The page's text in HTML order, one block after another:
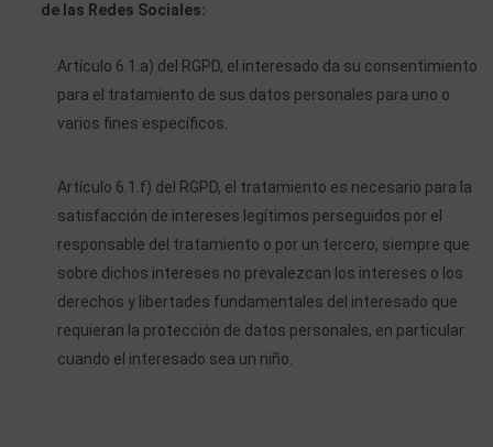
de las Redes Sociales:
Artículo 6.1.a) del RGPD, el interesado da su consentimiento
para el tratamiento de sus datos personales para uno o
varios fines específicos.
Artículo 6.1.f) del RGPD, el tratamiento es necesario para la
satisfacción de intereses legítimos perseguidos por el
responsable del tratamiento o por un tercero, siempre que
sobre dichos intereses no prevalezcan los intereses o los
derechos y libertades fundamentales del interesado que
requieran la protección de datos personales, en particular
cuando el interesado sea un niño.